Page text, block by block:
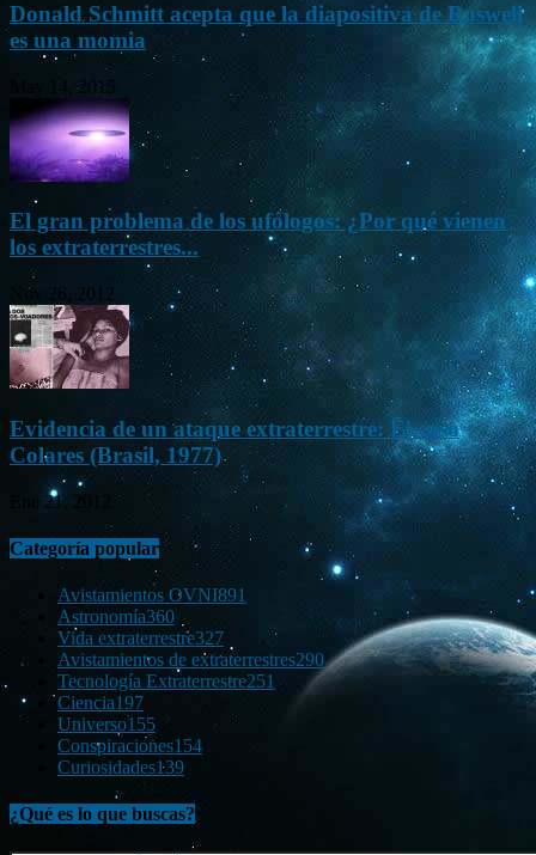
Donald Schmitt acepta que la diapositiva de Roswell
es una momia
May 14, 2015
El gran problema de los ufólogos: ¿Por qué vienen
los extraterrestres...
Nov 26, 2012
Evidencia de un ataque extraterrestre: El caso
Colares (Brasil, 1977)
Ene 21, 2012
Categoría popular
Avistamientos OVNI891
Astronomía360
Vida extraterrestre327
Avistamientos de extraterrestres290
Tecnología Extraterrestre251
Ciencia197
Universo155
Conspiraciones154
Curiosidades139
¿Qué es lo que buscas?